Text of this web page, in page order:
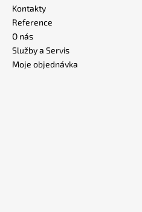
Kontakty
Reference
O nás
Služby a Servis
Moje objednávka